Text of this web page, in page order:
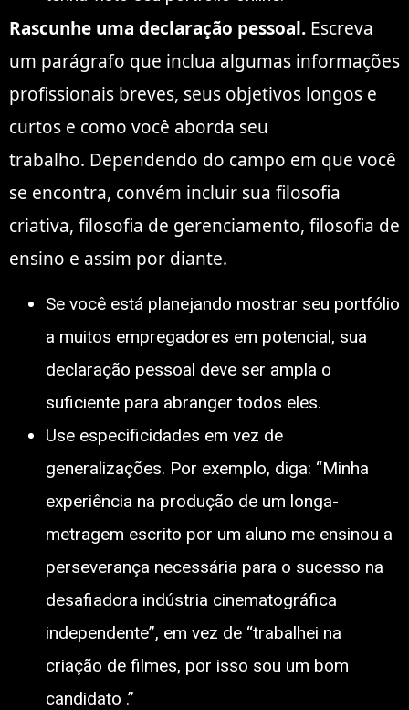
Rascunhe uma declaração pessoal. Escreva
um parágrafo que inclua algumas informações
profissionais breves, seus objetivos longos e
curtos e como você aborda seu
trabalho. Dependendo do campo em que você
se encontra, convém incluir sua filosofia
criativa, filosofia de gerenciamento, filosofia de
ensino e assim por diante.
Se você está planejando mostrar seu portfólio
a muitos empregadores em potencial, sua
declaração pessoal deve ser ampla o
suficiente para abranger todos eles.
Use especificidades em vez de
generalizações. Por exemplo, diga: “Minha
experiência na produção de um longa-
metragem escrito por um aluno me ensinou a
perseverança necessária para o sucesso na
desafiadora indústria cinematográfica
independente”, em vez de “trabalhei na
criação de filmes, por isso sou um bom
candidato .”